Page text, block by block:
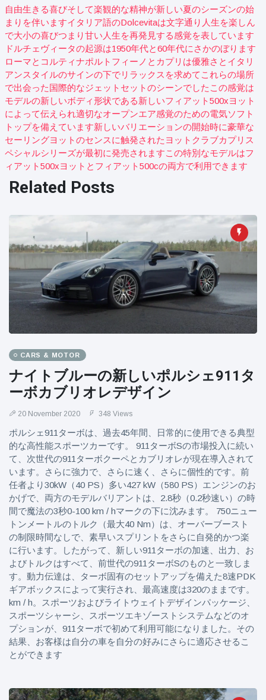
自由生きる喜びそして楽観的な精神が新しい夏のシーズンの始
まりを伴いますイタリア語のdolcevitaは文字通り人生を楽しん
で大小の喜びつまり甘い人生を再発見する感覚を表しています
ドルチェヴィータの起源は1950年代と60年代にさかのぼります
ローマとコルティナポルトフィーノとカプリは優雅さとイタリ
アンスタイルのサインの下でリラックスを求めてこれらの場所
で出会った国際的なジェットセットのシーンでしたこの感覚は
モデルの新しいボディ形状である新しいフィアット500xヨット
によって伝えられ適切なオープンエア感覚のための電気ソフト
トップを備えています新しいバリエーションの開始時に豪華な
セーリングヨットのセンスに触発されたヨットクラブカプリス
ペシャルシリーズが最初に発売されますこの特別なモデルはフ
ィアット500xヨットとフィアット500cの両方で利用できます
Related Posts
CARS & MOTOR
ナイトブルーの新しいポルシェ911タ
ーボカブリオレデザイン
20 November 2020 348 Views
ポルシェ911ターボは、過去45年間、日常的に使用できる典型
的な高性能スポーツカーです。 911ターボSの市場投入に続い
て、次世代の911ターボクーペとカブリオレが現在導入されて
います。さらに強力で、さらに速く、さらに個性的です。前
任者より30kW（40 PS）多い427 kW（580 PS）エンジンのお
かげで、両方のモデルバリアントは、2.8秒（0.2秒速い）の時
間で魔法の3秒0-100 km / hマークの下に沈みます。 750ニュー
トンメートルのトルク（最大40 Nm）は、オーバーブースト
の制限時間なしで、素早いスプリントをさらに自発的かつ楽
に行います。したがって、新しい911ターボの加速、出力、お
よびトルクはすべて、前世代の911ターボSのものと一致しま
す。動力伝達は、ターボ固有のセットアップを備えた8速PDK
ギアボックスによって実行され、最高速度は320のままです。
km / h。スポーツおよびライトウェイトデザインパッケージ、
スポーツシャーシ、スポーツエキゾーストシステムなどのオ
プションが、911ターボで初めて利用可能になりました。その
結果、お客様は自分の車を自分の好みにさらに適応させるこ
とができます